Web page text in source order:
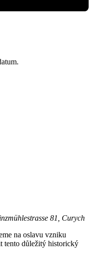
81, Curych
na oslavu vzniku
tento důležitý historický